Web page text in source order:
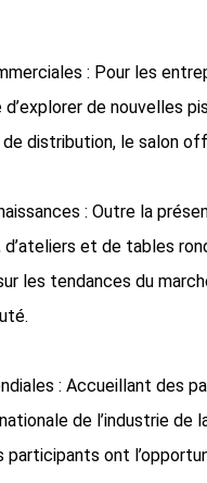
: Pour les
de nouvelles
distribution, le salon
: Outre la
d’ateliers et de tables
les tendances du
: Accueillant des
de l’industrie de
participants ont